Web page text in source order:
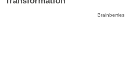
Brainberries